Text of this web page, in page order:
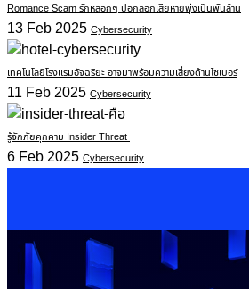
Romance Scam รักหลอกๆ ปอกลอกเสียหายพุ่งเป็นพันล้าน
13 Feb 2025 Cybersecurity
เทคโนโลยีโรงแรมอัจฉริยะ อาจมาพร้อมความเสี่ยงด้านไซเบอร์
11 Feb 2025 Cybersecurity
รู้จักภัยคุกคาม Insider Threat
6 Feb 2025 Cybersecurity